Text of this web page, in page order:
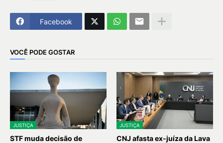
Facebook
VOCÊ PODE GOSTAR
JUSTIÇA
STF muda decisão de
JUSTIÇA
CNJ afasta ex-juíza da Lava